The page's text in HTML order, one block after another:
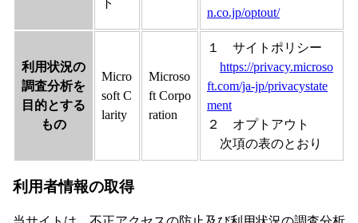
ト
n.co.jp/optout/
利用状況の
調査分析を
目的とする
もの
Micro
soft C
larity
Microso
ft Corpo
ration
１ サイトポリシー
https://privacy.microso
ft.com/ja-jp/privacystate
ment
２ オプトアウト
次項の表のとおり
利用者情報の取得